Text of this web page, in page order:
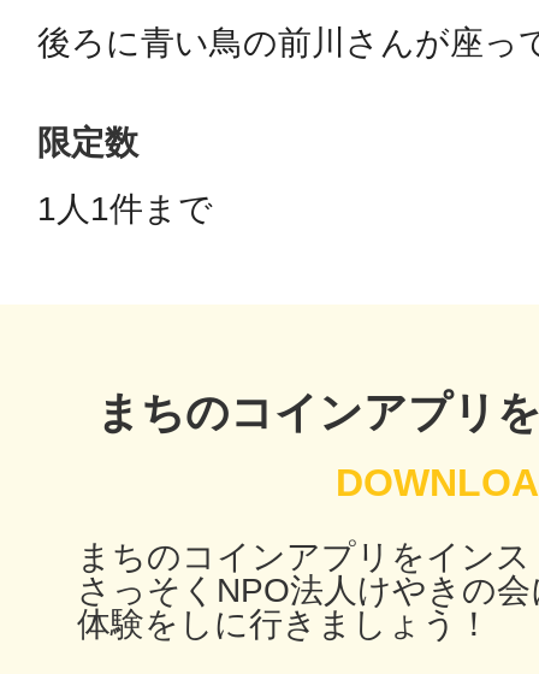
後ろに青い鳥の前川さんが座っ
限定数
1人1件まで
まちのコインアプリ
まちのコインアプリをイン
さっそくNPO法人けやきの会
体験をしに行きましょう！
智頭
生駒
秋葉原